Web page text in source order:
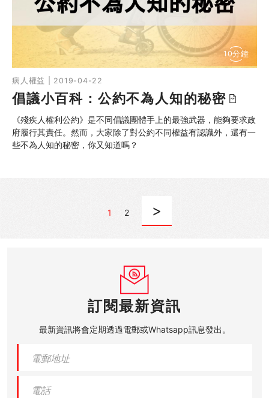
病人權益 | 2019-04-22
10分鐘
倡議小百科：公約不為人知的秘密
《殘疾人權利公約》是不同倡議團體手上的最強武器，能夠要求政
府履行其責任。然而，大家除了對公約不同權益有認識外，還有一
些不為人知的秘密，你又知道嗎？
1 2 >
訂閱最新資訊
最新資訊將會定期透過電郵或Whatsapp訊息發出。